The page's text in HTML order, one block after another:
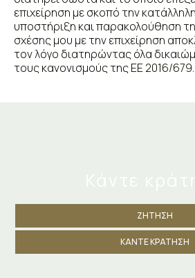
επιχείρηση με σκοπό την
υποστήριξη και παρακολούθηση
σχέσης μου με την επιχείρηση
τον λόγο διατηρώντας όλα
τους κανονισμούς της ΕΕ 2016/679.
ΖΉΤΗΣΗ
ΚΆΝΤΕ ΚΡΆΤΗΣΗ